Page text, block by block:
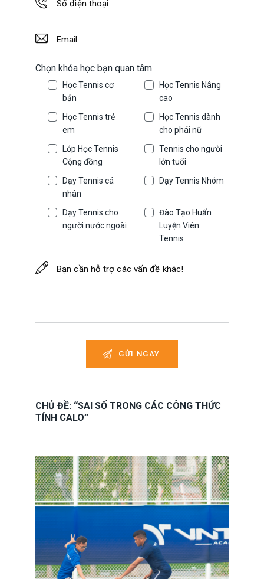
Chọn khóa học bạn quan tâm
Học Tennis cơ
bản
Học Tennis Nâng
cao
Học Tennis trẻ
em
Học Tennis dành
cho phái nữ
Lớp Học Tennis
Cộng đồng
Tennis cho người
lớn tuổi
Dạy Tennis cá
nhân
Dạy Tennis Nhóm
Dạy Tennis cho
người nước ngoài
Đào Tạo Huấn
Luyện Viên
Tennis
CHỦ ĐỀ: “SAI SỐ TRONG CÁC CÔNG THỨC
TÍNH CALO”